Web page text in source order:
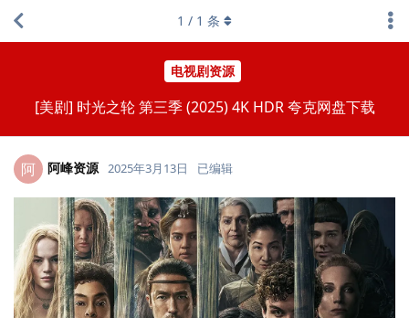
电视剧资源
[美剧] 时光之轮 第三季 (2025) 4K HDR 夸克网盘下载
1 / 1 条
阿 阿峰资源 2025年3月13日 已编辑